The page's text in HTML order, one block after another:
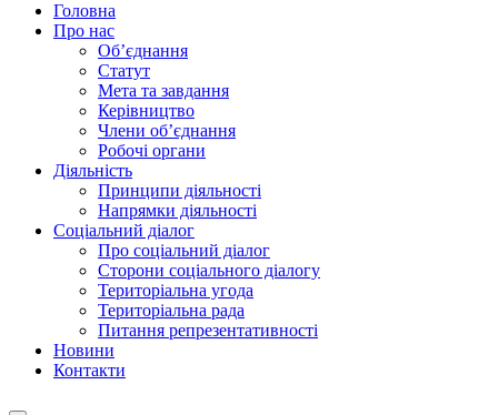
Головна
Про нас
Об’єднання
Статут
Мета та завдання
Керівництво
Члени об’єднання
Робочі органи
Діяльність
Принципи діяльності
Напрямки діяльності
Соціальний діалог
Про соціальний діалог
Сторони соціального діалогу
Територіальна угода
Територіальна рада
Питання репрезентативності
Новини
Контакти